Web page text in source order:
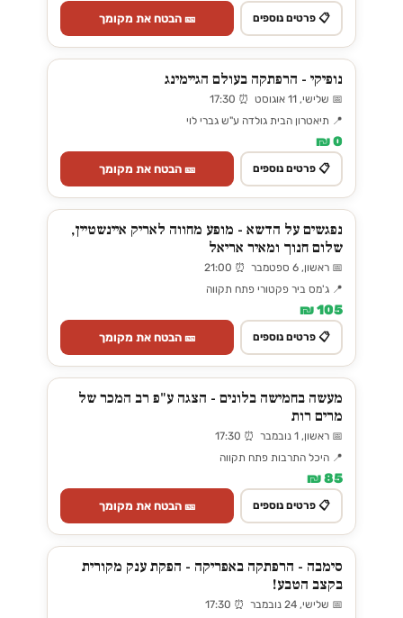
📋 פרטים נוספים 🎫 הבטח את מקומך
נופיקי - הרפתקה בעולם הגיימינג
📅 שלישי, 11 אוגוסט ⏰ 17:30
📍 תיאטרון הבית גולדה ע"ש גברי לוי
0 ₪
📋 פרטים נוספים 🎫 הבטח את מקומך
נפגשים על הדשא - מופע מחווה לאריק איינשטיין,
שלום חנוך ומאיר אריאל
📅 ראשון, 6 ספטמבר ⏰ 21:00
📍 ג'מס ביר פקטורי פתח תקווה
105 ₪
📋 פרטים נוספים 🎫 הבטח את מקומך
מעשה בחמישה בלונים - הצגה ע"פ רב המכר של
מרים רות
📅 ראשון, 1 נובמבר ⏰ 17:30
📍 היכל התרבות פתח תקווה
85 ₪
📋 פרטים נוספים 🎫 הבטח את מקומך
סימבה - הרפתקה באפריקה - הפקת ענק מקורית
בקצב הטבע!
📅 שלישי, 24 נובמבר ⏰ 17:30